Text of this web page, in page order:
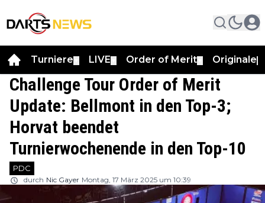
Turniere LIVE Order of Merit Originale
Challenge Tour Order of Merit
Update: Bellmont in den Top-3;
Horvat beendet
Turnierwochenende in den Top-10
PDC
durch Nic Gayer Montag, 17 März 2025 um 10:39